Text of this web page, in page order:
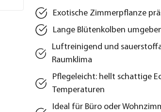
Exotische Zimmerpflanze
Lange Blütenkolben
Luftreinigend und
Raumklima
Pflegeleicht: hellt schattige
Temperaturen
Ideal für Büro oder